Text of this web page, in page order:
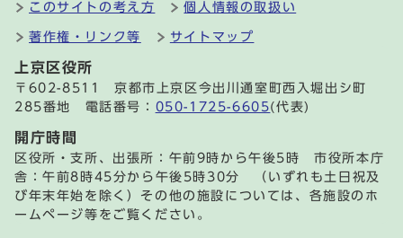
このサイトの考え方 個人情報の取扱い
著作権・リンク等 サイトマップ
上京区役所
〒602-8511 京都市上京区今出川通室町西入堀出シ町
285番地 電話番号： 050-1725-6605(代表)
開庁時間
区役所・支所、出張所：午前9時から午後5時 市役所本庁
舎：午前8時45分から午後5時30分 （いずれも土日祝及
び年末年始を除く）その他の施設については、各施設のホ
ームページ等をご覧ください。